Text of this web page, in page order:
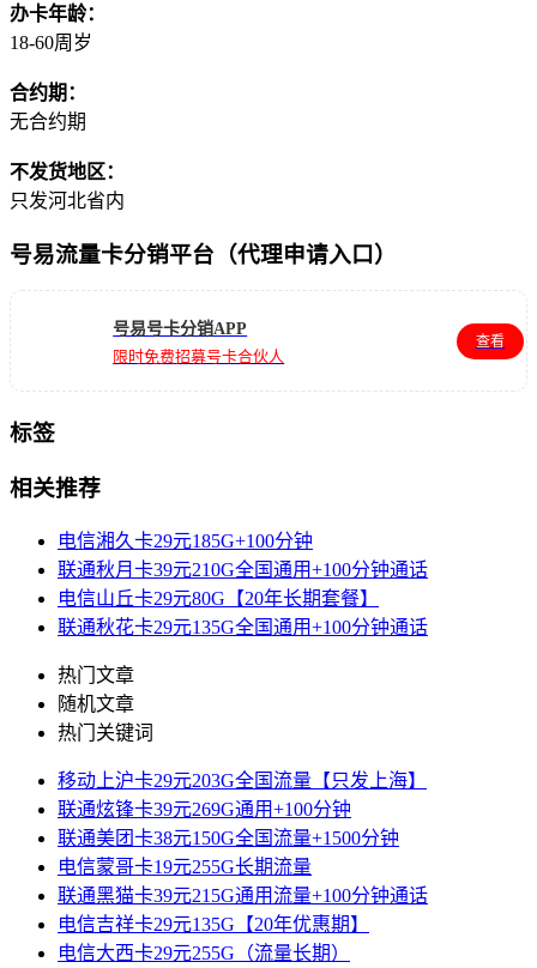
办卡年龄：
18-60周岁
合约期：
无合约期
不发货地区：
只发河北省内
号易流量卡分销平台（代理申请入口）
号易号卡分销APP
限时免费招募号卡合伙人
查看
标签
相关推荐
电信湘久卡29元185G+100分钟
联通秋月卡39元210G全国通用+100分钟通话
电信山丘卡29元80G【20年长期套餐】
联通秋花卡29元135G全国通用+100分钟通话
热门文章
随机文章
热门关键词
移动上沪卡29元203G全国流量【只发上海】
联通炫锋卡39元269G通用+100分钟
联通美团卡38元150G全国流量+1500分钟
电信蒙哥卡19元255G长期流量
联通黑猫卡39元215G通用流量+100分钟通话
电信吉祥卡29元135G【20年优惠期】
电信大西卡29元255G（流量长期）